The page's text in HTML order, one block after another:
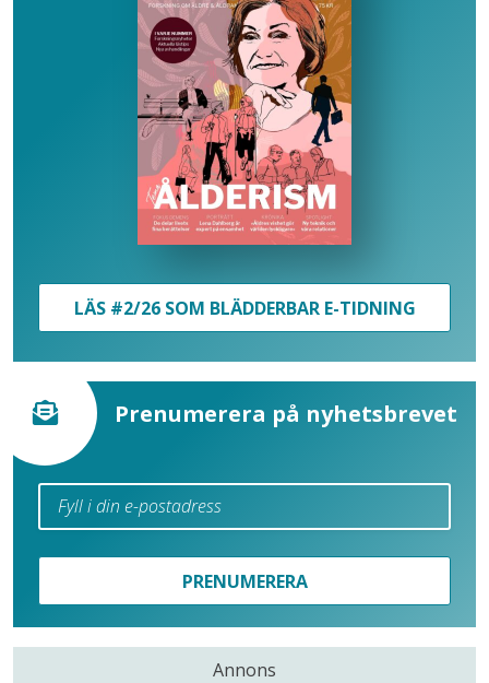
LÄS #2/26 SOM BLÄDDERBAR E-TIDNING
Prenumerera på nyhetsbrevet
PRENUMERERA
Annons